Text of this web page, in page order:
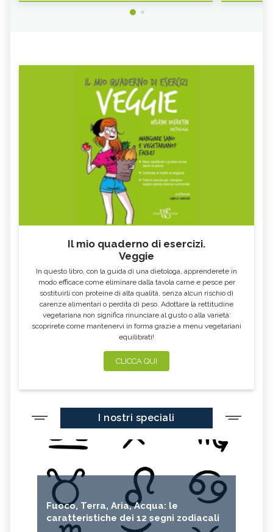
Il mio quaderno di esercizi.
Veggie
In questo libro, con la guida di una dietologa, apprenderete in
modo efficace come eliminare dalla tavola carne e pesce per
sostituirli con proteine di alta qualità, senza alcun rischio di
carenze alimentari o perdita di peso. Adottare la rettitudine
vegetariana non significa rinunciare al gusto o alla varietà:
scoprirete come mantenervi in forma grazie a menu vegetariani
equilibrati!
CLICCA QUI
I nostri speciali
Fuoco, Terra, Aria, Acqua: le
caratteristiche dei 12 segni zodiacali